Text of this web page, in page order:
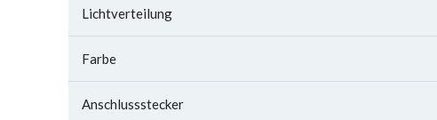
Lichtverteilung
Farbe
Anschlussstecker